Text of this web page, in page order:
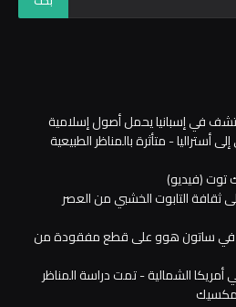
في إسبانيا يحمل أصول إسلامية
أستراليا - متأثرة بالمناظر الطبيعية
توت (فيديو)
التابوت الخشبي من العصر
في ساتون هوو على قطع مفقودة من
الشمالية - تمت دراسة المناظر